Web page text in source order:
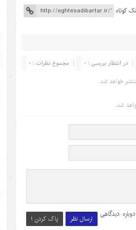
کوتاه
مجموع نظرات : 0 در انتظار بررسی : 0
خواهد شد.
شد.
ارسال نظر پاک کردن !
دیدگاهی